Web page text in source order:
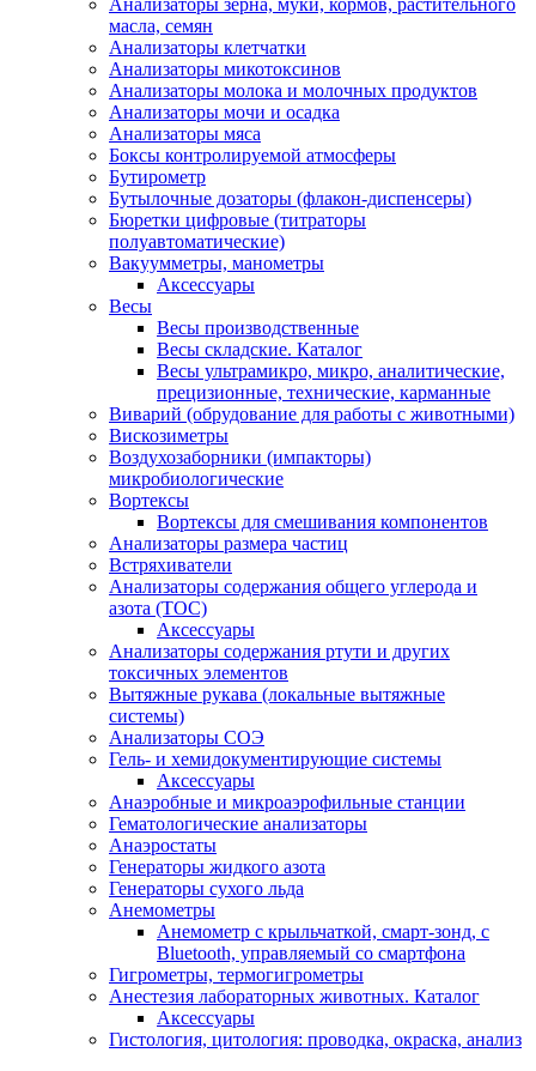
Анализаторы зерна, муки, кормов, растительного
масла, семян
Анализаторы клетчатки
Анализаторы микотоксинов
Анализаторы молока и молочных продуктов
Анализаторы мочи и осадка
Анализаторы мяса
Боксы контролируемой атмосферы
Бутирометр
Бутылочные дозаторы (флакон-диспенсеры)
Бюретки цифровые (титраторы
полуавтоматические)
Вакуумметры, манометры
Аксессуары
Весы
Весы производственные
Весы складские. Каталог
Весы ультрамикро, микро, аналитические,
прецизионные, технические, карманные
Виварий (обрудование для работы с животными)
Вискозиметры
Воздухозаборники (импакторы)
микробиологические
Вортексы
Вортексы для смешивания компонентов
Анализаторы размера частиц
Встряхиватели
Анализаторы содержания общего углерода и
азота (ТОС)
Аксессуары
Анализаторы содержания ртути и других
токсичных элементов
Вытяжные рукава (локальные вытяжные
системы)
Анализаторы СОЭ
Гель- и хемидокументирующие системы
Аксессуары
Анаэробные и микроаэрофильные станции
Гематологические анализаторы
Анаэростаты
Генераторы жидкого азота
Генераторы сухого льда
Анемометры
Анемометр с крыльчаткой, смарт-зонд, с
Bluetooth, управляемый со смартфона
Гигрометры, термогигрометры
Анестезия лабораторных животных. Каталог
Аксессуары
Гистология, цитология: проводка, окраска, анализ